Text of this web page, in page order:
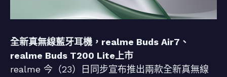
全新真無線藍牙耳機，realme Buds Air7、
realme Buds T200 Lite上市
realme 今（23）日同步宣布推出兩款全新真無線